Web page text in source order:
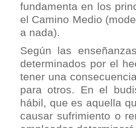
fundamenta en los
el Camino Medio
a nada).
Según las
determinados por el
tener una
para otros. En el
hábil, que es aquella
causar sufrimiento o